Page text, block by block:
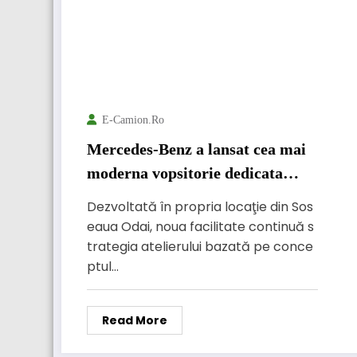
E-Camion.ro
Mercedes-Benz a lansat cea mai
moderna vopsitorie dedicata
camioanelor, autocarelor si
autobuzelor
Dezvoltată în propria locaţie din Sos
eaua Odai, noua facilitate continuă s
trategia atelierului bazată pe conce
ptul…
Read More